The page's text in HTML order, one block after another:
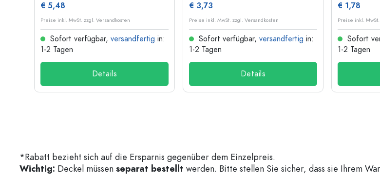
€ 5,48
Preise inkl. MwSt. zzgl. Versandkosten
Sofort verfügbar, versandfertig in:
1-2 Tagen
Details
€ 3,73
Preise inkl. MwSt. zzgl. Versandkosten
Sofort verfügbar, versandfertig in:
1-2 Tagen
Details
€ 1,78
Preise inkl.
Sofort
1-2 Tagen
*Rabatt bezieht sich auf die Ersparnis gegenüber dem Einzelpreis.
Wichtig: Deckel müssen separat bestellt werden. Bitte stellen Sie sicher, dass sie Ihrem